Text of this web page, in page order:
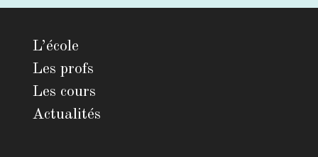
L’école
Les profs
Les cours
Actualités